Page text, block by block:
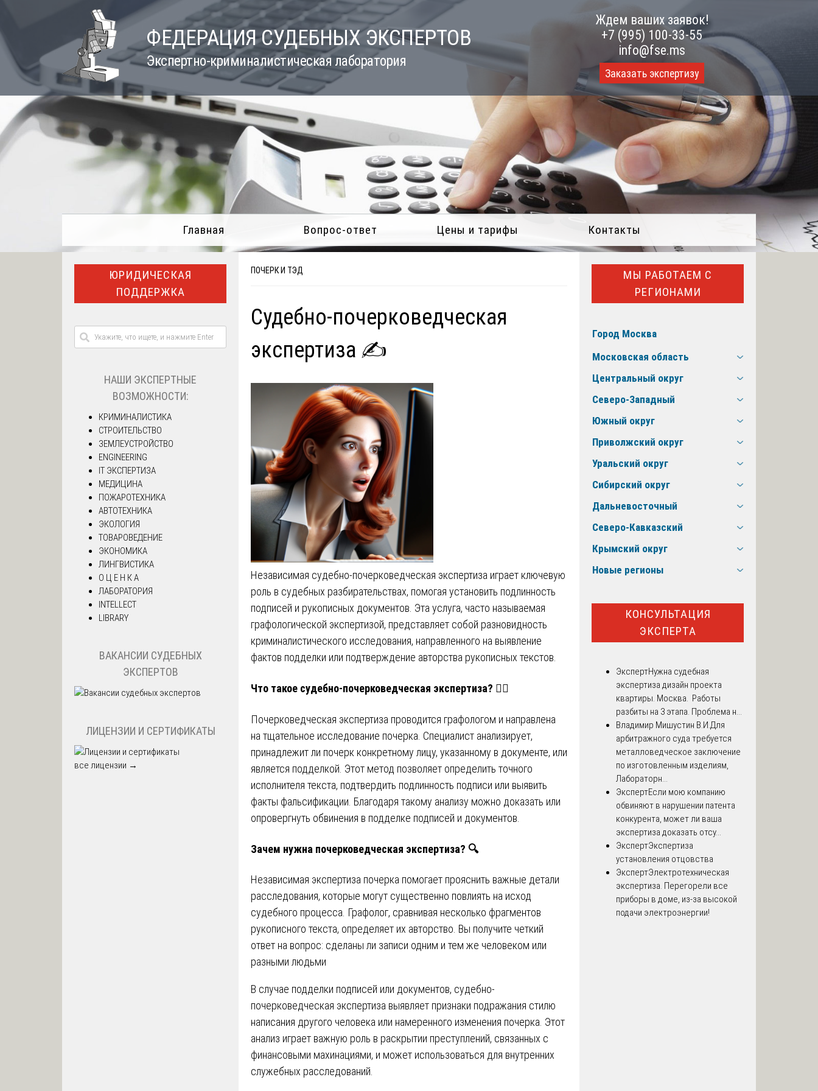
content
ФЕДЕРАЦИЯ СУДЕБНЫХ ЭКСПЕРТОВ
Экспертно-криминалистическая лаборатория
Ждем ваших заявок!
+7 (995) 100-33-55
info@fse.ms
Заказать экспертизу
Главная Вопрос-ответ Цены и тарифы Контакты
ПОЧЕРК И ТЭД
Судебно-почерковедческая
экспертиза ✍️
Независимая судебно-почерковедческая экспертиза играет ключевую
роль в судебных разбирательствах, помогая установить подлинность
подписей и рукописных документов. Эта услуга, часто называемая
графологической экспертизой, представляет собой разновидность
криминалистического исследования, направленного на выявление
фактов подделки или подтверждение авторства рукописных текстов.
Что такое судебно-почерковедческая экспертиза? 🕵️‍♂️
Почерковедческая экспертиза проводится графологом и направлена
на тщательное исследование почерка. Специалист анализирует,
принадлежит ли почерк конкретному лицу, указанному в документе, или
является подделкой. Этот метод позволяет определить точного
исполнителя текста, подтвердить подлинность подписи или выявить
факты фальсификации. Благодаря такому анализу можно доказать или
опровергнуть обвинения в подделке подписей и документов.
Зачем нужна почерковедческая экспертиза? 🔍
Независимая экспертиза почерка помогает прояснить важные детали
расследования, которые могут существенно повлиять на исход
судебного процесса. Графолог, сравнивая несколько фрагментов
рукописного текста, определяет их авторство. Вы получите четкий
ответ на вопрос: сделаны ли записи одним и тем же человеком или
разными людьми
В случае подделки подписей или документов, судебно-
почерковедческая экспертиза выявляет признаки подражания стилю
написания другого человека или намеренного изменения почерка. Этот
анализ играет важную роль в раскрытии преступлений, связанных с
финансовыми махинациями, и может использоваться для внутренних
служебных расследований.
ЮРИДИЧЕСКАЯ
ПОДДЕРЖКА
НАШИ ЭКСПЕРТНЫЕ
ВОЗМОЖНОСТИ:
КРИМИНАЛИСТИКА
СТРОИТЕЛЬСТВО
ЗЕМЛЕУСТРОЙСТВО
ENGINEERING
IT ЭКСПЕРТИЗА
МЕДИЦИНА
ПОЖАРОТЕХНИКА
АВТОТЕХНИКА
ЭКОЛОГИЯ
ТОВАРОВЕДЕНИЕ
ЭКОНОМИКА
ЛИНГВИСТИКА
О Ц Е Н К А
ЛАБОРАТОРИЯ
INTELLECT
LIBRARY
ВАКАНСИИ СУДЕБНЫХ
ЭКСПЕРТОВ
ЛИЦЕНЗИИ И СЕРТИФИКАТЫ
все лицензии →
МЫ РАБОТАЕМ С
РЕГИОНАМИ
Город Москва
Московская область
Центральный округ
Северо-Западный
Южный округ
Приволжский округ
Уральский округ
Сибирский округ
Дальневосточный
Северо-Кавказский
Крымский округ
Новые регионы
КОНСУЛЬТАЦИЯ
ЭКСПЕРТА
ЭкспертНужна судебная
экспертиза дизайн проекта
квартиры. Москва. Работы
разбиты на 3 этапа. Проблема н...
Владимир Мишустин В.И.Для
арбитражного суда требуется
металловедческое заключение
по изготовленным изделиям,
Лабораторн...
ЭкспертЕсли мою компанию
обвиняют в нарушении патента
конкурента, может ли ваша
экспертиза доказать отсу...
ЭкспертЭкспертиза
установления отцовства
ЭкспертЭлектротехническая
экспертиза. Перегорели все
приборы в доме, из-за высокой
подачи электроэнергии!